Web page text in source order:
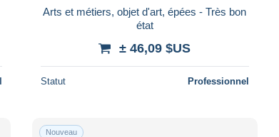
Arts et métiers, objet d'art, épées - Très bon
état
± 46,09 $US
Statut Professionnel
Nouveau